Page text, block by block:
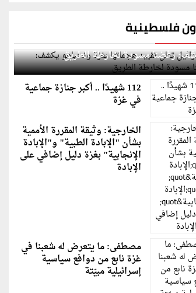
فلسطينية
تعلن تقييد هجماتها بغزة ونتنياهو
رفضنا مسودة لخارطة الطريق
112 شهيدًا .. أكبر جنازة جماعية
في غزة
الخارجية: وثيقة المقررة الأممية
بشأن "الإبادة الطبية" و"الإبادة
الإنجابية" بغزة دليل إضافي على
الإبادة
مصطفى: ما يتعرض له شعبنا في
غزة نابع من دوافع سياسية
إسرائيلية مبيّتة